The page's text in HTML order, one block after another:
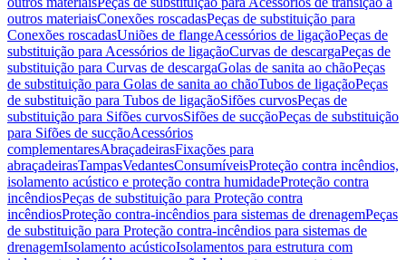
outros materiaisConexões roscadasPeças de substituição para
Conexões roscadasUniões de flangeAcessórios de ligaçãoPeças de
substituição para Acessórios de ligaçãoCurvas de descargaPeças de
substituição para Curvas de descargaGolas de sanita ao chãoPeças
de substituição para Golas de sanita ao chãoTubos de ligaçãoPeças
de substituição para Tubos de ligaçãoSifões curvosPeças de
substituição para Sifões curvosSifões de sucçãoPeças de substituição
para Sifões de sucçãoAcessórios
complementaresAbraçadeirasFixações para
abraçadeirasTampasVedantesConsumíveisProteção contra incêndios,
isolamento acústico e proteção contra humidadeProteção contra
incêndiosPeças de substituição para Proteção contra
incêndiosProteção contra-incêndios para sistemas de drenagemPeças
de substituição para Proteção contra-incêndios para sistemas de
drenagemIsolamento acústicoIsolamentos para estrutura com